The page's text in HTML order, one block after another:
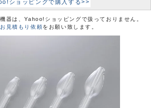
ショッピングで購入する>>
器は、Yahoo!ショッピングで扱っておりません。
お見積もり依頼をお願い致します。